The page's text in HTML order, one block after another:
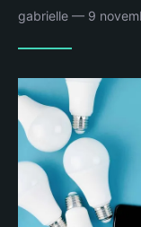
gabrielle — 9